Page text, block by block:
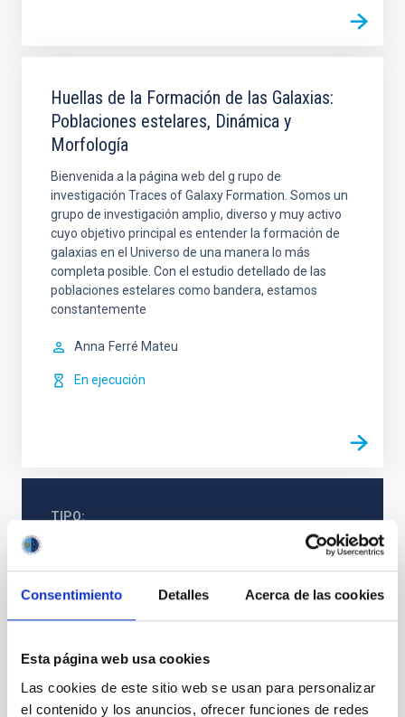
Consentimiento Detalles Acerca de las cookies
Esta página web usa cookies
Las cookies de este sitio web se usan para personalizar
el contenido y los anuncios, ofrecer funciones de redes
Huellas de la Formación de las Galaxias:
Poblaciones estelares, Dinámica y
Morfología
Bienvenida a la página web del g rupo de
investigación Traces of Galaxy Formation. Somos un
grupo de investigación amplio, diverso y muy activo
cuyo objetivo principal es entender la formación de
galaxias en el Universo de una manera lo más
completa posible. Con el estudio detellado de las
poblaciones estelares como bandera, estamos
constantemente
Anna Ferré Mateu
En ejecución
TIPO